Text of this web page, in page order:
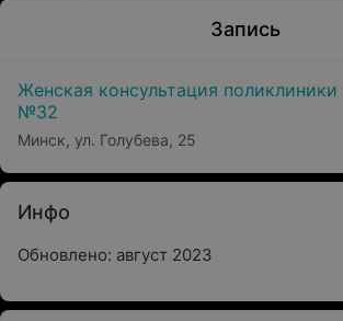
Запись
Женская консультация поликлиники
№32
Минск, ул. Голубева, 25
Инфо
Обновлено: август 2023